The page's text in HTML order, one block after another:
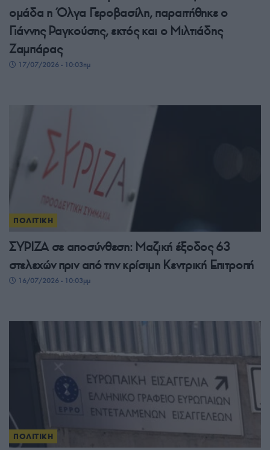
ομάδα η Όλγα Γεροβασίλη, παραιτήθηκε ο
Γιάννης Ραγκούσης, εκτός και ο Μιλτιάδης
Ζαμπάρας
17/07/2026 - 10:03πμ
ΠΟΛΙΤΙΚΗ
ΣΥΡΙΖΑ σε αποσύνθεση: Μαζική έξοδος 63
στελεχών πριν από την κρίσιμη Κεντρική Επιτροπή
16/07/2026 - 10:03μμ
ΠΟΛΙΤΙΚΗ